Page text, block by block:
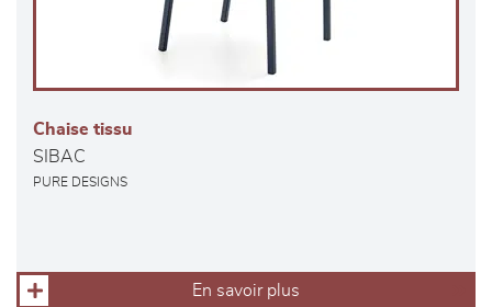
Chaise tissu
SIBAC
PURE DESIGNS
En savoir plus